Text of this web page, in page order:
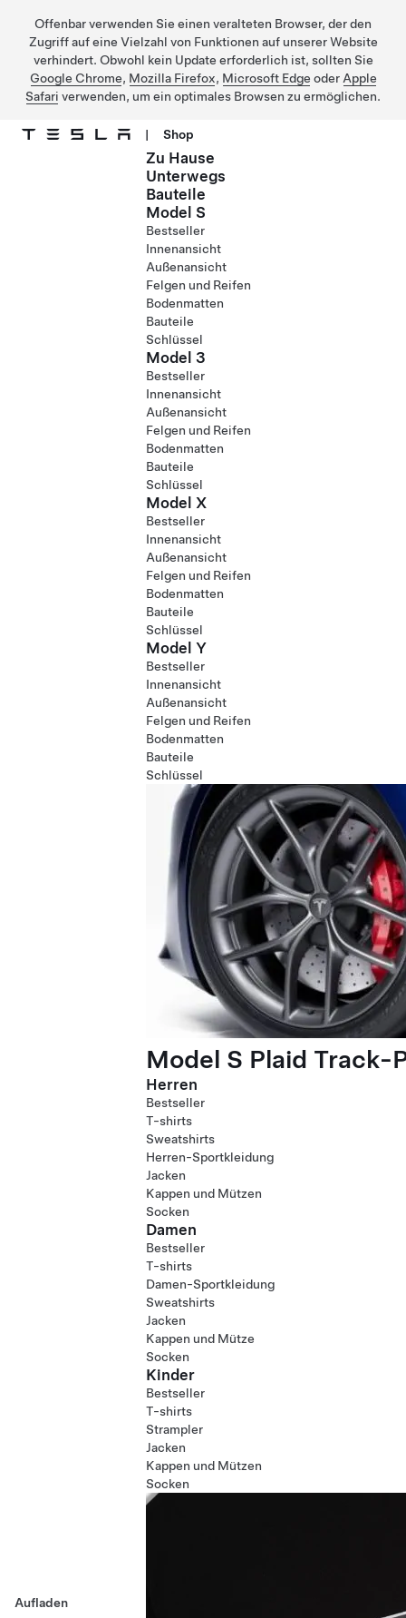
Offenbar verwenden Sie einen veralteten Browser, der den
Zugriff auf eine Vielzahl von Funktionen auf unserer Website
verhindert. Obwohl kein Update erforderlich ist, sollten Sie
Google Chrome, Mozilla Firefox, Microsoft Edge oder Apple
Safari verwenden, um ein optimales Browsen zu ermöglichen.
| Shop
Aufladen
Zu Hause
Unterwegs
Bauteile
Model S
Bestseller
Innenansicht
Außenansicht
Felgen und Reifen
Bodenmatten
Bauteile
Schlüssel
Model 3
Bestseller
Innenansicht
Außenansicht
Felgen und Reifen
Bodenmatten
Bauteile
Schlüssel
Model X
Bestseller
Innenansicht
Außenansicht
Felgen und Reifen
Bodenmatten
Bauteile
Schlüssel
Model Y
Bestseller
Innenansicht
Außenansicht
Felgen und Reifen
Bodenmatten
Bauteile
Schlüssel
Model S Plaid Track-
Herren
Bestseller
T-shirts
Sweatshirts
Herren-Sportkleidung
Jacken
Kappen und Mützen
Socken
Damen
Bestseller
T-shirts
Damen-Sportkleidung
Sweatshirts
Jacken
Kappen und Mütze
Socken
Kinder
Bestseller
T-shirts
Strampler
Jacken
Kappen und Mützen
Socken